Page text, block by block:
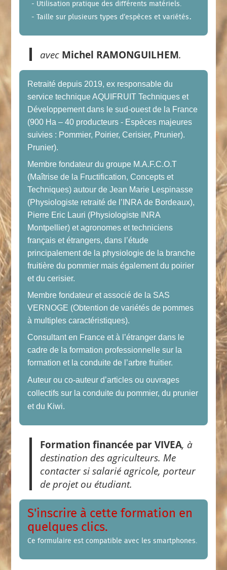
- Utilisation pratique des différents matériels.
- Taille sur plusieurs types d’espèces et variétés.
avec Michel RAMONGUILHEM.
Retraité depuis 2019, ex responsable du
service technique AQUIFRUIT Techniques et
Développement dans le sud-ouest de la France
(900 Ha – 40 producteurs - Espèces majeures
suivies : Pommier, Poirier, Cerisier, Prunier).
Prunier).
Membre fondateur du groupe M.A.F.C.O.T
(Maîtrise de la Fructification, Concepts et
Techniques) autour de Jean Marie Lespinasse
(Physiologiste retraité de l’INRA de Bordeaux),
Pierre Eric Lauri (Physiologiste INRA
Montpellier) et agronomes et techniciens
français et étrangers, dans l’étude
principalement de la physiologie de la branche
fruitière du pommier mais également du poirier
et du cerisier.
Membre fondateur et associé de la SAS
VERNOGE (Obtention de variétés de pommes
à multiples caractéristiques).
Consultant en France et à l’étranger dans le
cadre de la formation professionnelle sur la
formation et la conduite de l’arbre fruitier.
Auteur ou co-auteur d’articles ou ouvrages
collectifs sur la conduite du pommier, du prunier
et du Kiwi.
Formation financée par VIVEA, à
destination des agriculteurs. Me
contacter si salarié agricole, porteur
de projet ou étudiant.
S'inscrire à cette formation en
quelques clics.
Ce formulaire est compatible avec les smartphones.